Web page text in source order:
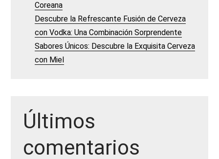
Coreana
Descubre la Refrescante Fusión de Cerveza
con Vodka: Una Combinación Sorprendente
Sabores Únicos: Descubre la Exquisita Cerveza
con Miel
Últimos
comentarios